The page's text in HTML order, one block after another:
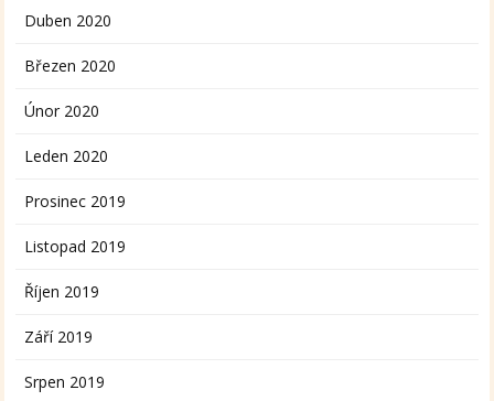
Duben 2020
Březen 2020
Únor 2020
Leden 2020
Prosinec 2019
Listopad 2019
Říjen 2019
Září 2019
Srpen 2019